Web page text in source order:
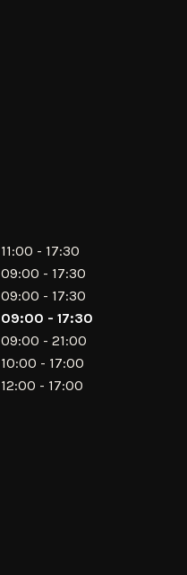
11:00 - 17:30
09:00 - 17:30
09:00 - 17:30
09:00 - 17:30
09:00 - 21:00
10:00 - 17:00
12:00 - 17:00